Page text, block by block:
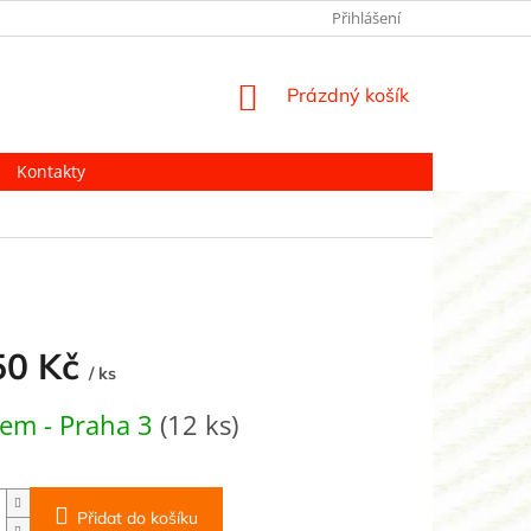
Přihlášení
NÁKUPNÍ
Prázdný košík
Kontakty
Kč / ks
- Praha 3 (12 ks)
Přidat do košíku